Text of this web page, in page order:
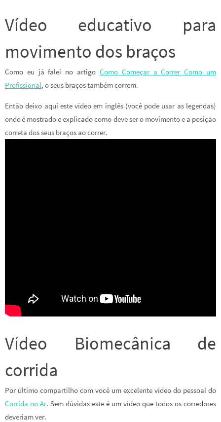
Vídeo educativo para
movimento dos braços
Como eu já falei no artigo Como Começar a Correr Como um
Profissional, o seus braços também correm.
Então deixo aqui este vídeo em inglês (você pode usar as legendas)
onde é mostrado e explicado como deve ser o movimento e a posição
correta dos seus braços ao correr.
Vídeo Biomecânica de
corrida
Por último compartilho com você um excelente vídeo do pessoal do
Corrida no Ar. Sem dúvidas este é um vídeo que todos os corredores
deveriam ver.